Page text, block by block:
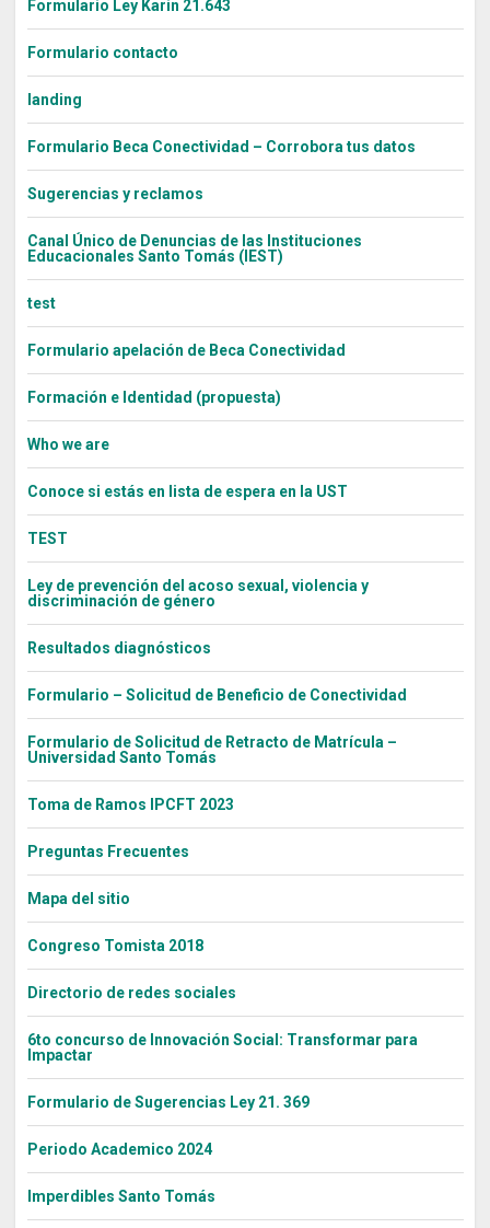
Formulario Ley Karin 21.643
Formulario contacto
landing
Formulario Beca Conectividad – Corrobora tus datos
Sugerencias y reclamos
Canal Único de Denuncias de las Instituciones
Educacionales Santo Tomás (IEST)
test
Formulario apelación de Beca Conectividad
Formación e Identidad (propuesta)
Who we are
Conoce si estás en lista de espera en la UST
TEST
Ley de prevención del acoso sexual, violencia y
discriminación de género
Resultados diagnósticos
Formulario – Solicitud de Beneficio de Conectividad
Formulario de Solicitud de Retracto de Matrícula –
Universidad Santo Tomás
Toma de Ramos IPCFT 2023
Preguntas Frecuentes
Mapa del sitio
Congreso Tomista 2018
Directorio de redes sociales
6to concurso de Innovación Social: Transformar para
Impactar
Formulario de Sugerencias Ley 21. 369
Periodo Academico 2024
Imperdibles Santo Tomás